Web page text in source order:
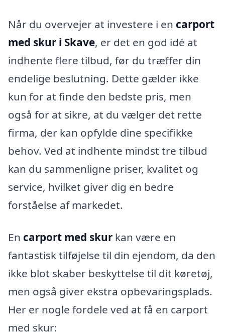
Når du overvejer at investere i en carport
med skur i Skave, er det en god idé at
indhente flere tilbud, før du træffer din
endelige beslutning. Dette gælder ikke
kun for at finde den bedste pris, men
også for at sikre, at du vælger det rette
firma, der kan opfylde dine specifikke
behov. Ved at indhente mindst tre tilbud
kan du sammenligne priser, kvalitet og
service, hvilket giver dig en bedre
forståelse af markedet.
En carport med skur kan være en
fantastisk tilføjelse til din ejendom, da den
ikke blot skaber beskyttelse til dit køretøj,
men også giver ekstra opbevaringsplads.
Her er nogle fordele ved at få en carport
med skur: